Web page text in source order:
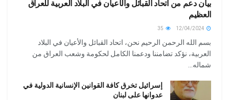
بيان دعم من اتحاد القبائل والأعيان في البلاد العربية للعراق
العظيم
بسم الله الرحمن الرحيم نحن، اتحاد القبائل والأعيان في البلاد
العربية، نؤكد تضامننا ودعمنا الكامل لحكومة وشعب العراق من
شماله...
إسرائيل تخرق كافة القوانين الإنسانية الدولية في
عدوانها على لبنان